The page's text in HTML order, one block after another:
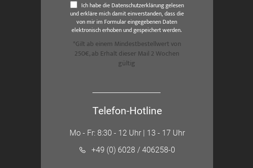
Ich habe die Datenschutzerklärung gelesen
und erkläre mich damit einverstanden, dass die
von mir im Formular eingegebenen Daten
elektronisch erhoben und gespeichert werden.
*Gilt ab einem Mindestbestellwert von
250€, ab Erhalt dieser Mail 2 Wochen
gültig
Telefon-Hotline
Mo - Fr: 8:30 - 12 Uhr | 13 - 17 Uhr
+49 (0) 6028 / 406258-0